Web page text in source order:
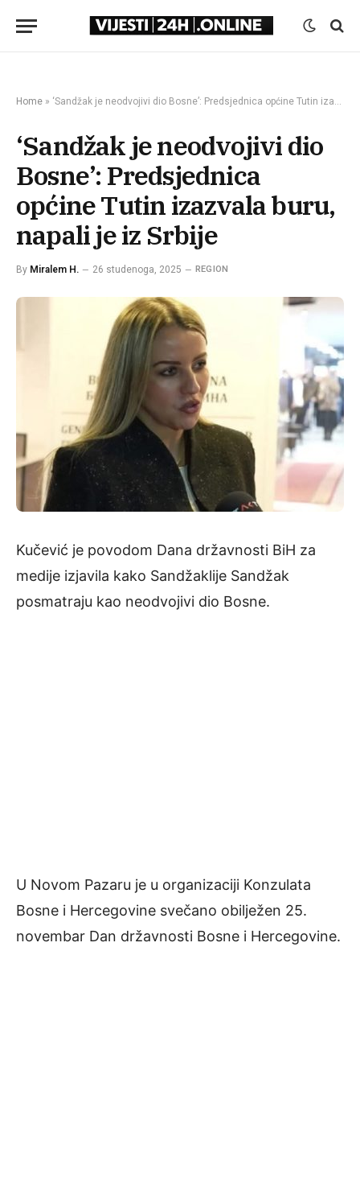
Home » ‘Sandžak je neodvojivi dio Bosne’: Predsjednica općine Tutin izazvala buru, napali je iz Srbije
‘Sandžak je neodvojivi dio
Bosne’: Predsjednica
općine Tutin izazvala buru,
napali je iz Srbije
By Miralem H. 26 studenoga, 2025 REGION
Kučević je povodom Dana državnosti BiH za
medije izjavila kako Sandžaklije Sandžak
posmatraju kao neodvojivi dio Bosne.
U Novom Pazaru je u organizaciji Konzulata
Bosne i Hercegovine svečano obilježen 25.
novembar Dan državnosti Bosne i Hercegovine.